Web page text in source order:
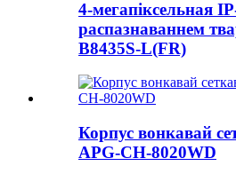
4-мегапіксельная
распазнаваннем
B8435S-L(FR)
Корпус вонкавай
APG-CH-8020WD